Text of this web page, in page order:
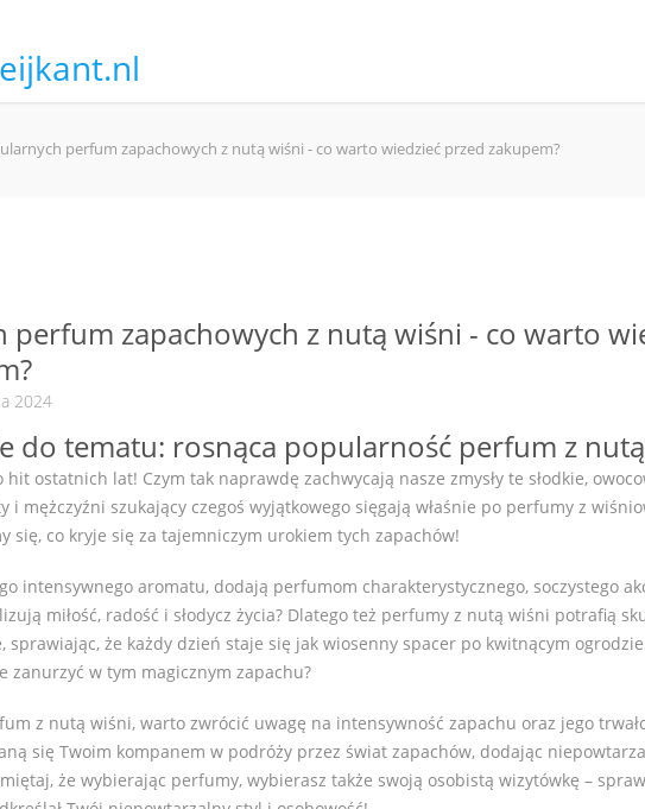
perfum zapachowych z nutą wiśni - co warto wiedzieć przed zakupem?
perfum zapachowych z nutą wiśni - co warto
2024
do tematu: rosnąca popularność perfum z
ostatnich lat! Czym tak naprawdę zachwycają nasze zmysły te słodkie,
i mężczyźni szukający czegoś wyjątkowego sięgają właśnie po perfumy z
się, co kryje się za tajemniczym urokiem tych zapachów!
intensywnego aromatu, dodają perfumom charakterystycznego, soczystego
miłość, radość i słodycz życia? Dlatego też perfumy z nutą wiśni potrafią
sprawiając, że każdy dzień staje się jak wiosenny spacer po kwitnącym
zanurzyć w tym magicznym zapachu?
z nutą wiśni, warto zwrócić uwagę na intensywność zapachu oraz jego
się Twoim kompanem w podróży przez świat zapachów, dodając
że wybierając perfumy, wybierasz także swoją osobistą wizytówkę –